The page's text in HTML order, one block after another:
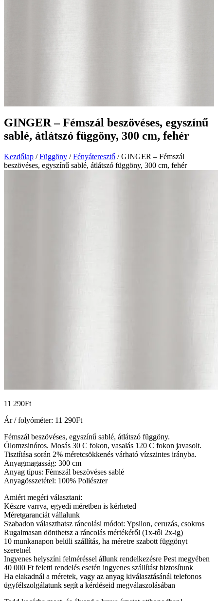
GINGER – Fémszál beszövéses, egyszínű
sablé, átlátszó függöny, 300 cm, fehér
Kezdőlap /Függöny /Fényáteresztő / GINGER – Fémszál
beszövéses, egyszínű sablé, átlátszó függöny, 300 cm, fehér
11 290Ft
Ár / folyóméter: 11 290Ft
Fémszál beszövéses, egyszínű sablé, átlátszó függöny.
Ólomzsinóros. Mosás 30 C fokon, vasalás 120 C fokon javasolt.
Tisztítása során 2% méretcsökkenés várható vízszintes irányba.
Anyagmagasság: 300 cm
Anyag típus: Fémszál beszövéses sablé
Anyagösszetétel: 100% Poliészter
Amiért megéri választani:
Készre varrva, egyedi méretben is kérheted
Méretgaranciát vállalunk
Szabadon választhatsz ráncolási módot: Ypsilon, ceruzás, csokros
Rugalmasan dönthetsz a ráncolás mértékéről (1x-től 2x-ig)
10 munkanapon belüli szállítás, ha méretre szabott függönyt
szeretnél
Ingyenes helyszíni felméréssel állunk rendelkezésre Pest megyében
40 000 Ft feletti rendelés esetén ingyenes szállítást biztosítunk
Ha elakadnál a méretek, vagy az anyag kiválasztásánál telefonos
ügyfélszolgálatunk segít a kérdéseid megválaszolásában